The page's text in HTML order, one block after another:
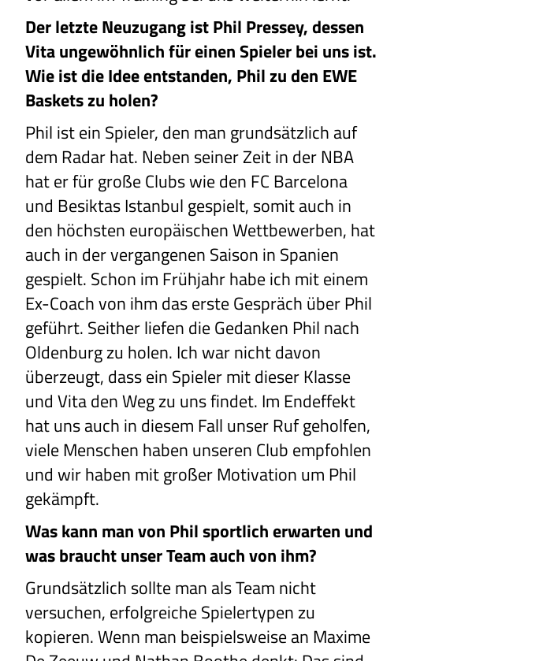
Der letzte Neuzugang ist Phil Pressey, dessen
Vita ungewöhnlich für einen Spieler bei uns ist.
Wie ist die Idee entstanden, Phil zu den EWE
Baskets zu holen?
Phil ist ein Spieler, den man grundsätzlich auf
dem Radar hat. Neben seiner Zeit in der NBA
hat er für große Clubs wie den FC Barcelona
und Besiktas Istanbul gespielt, somit auch in
den höchsten europäischen Wettbewerben, hat
auch in der vergangenen Saison in Spanien
gespielt. Schon im Frühjahr habe ich mit einem
Ex-Coach von ihm das erste Gespräch über Phil
geführt. Seither liefen die Gedanken Phil nach
Oldenburg zu holen. Ich war nicht davon
überzeugt, dass ein Spieler mit dieser Klasse
und Vita den Weg zu uns findet. Im Endeffekt
hat uns auch in diesem Fall unser Ruf geholfen,
viele Menschen haben unseren Club empfohlen
und wir haben mit großer Motivation um Phil
gekämpft.
Was kann man von Phil sportlich erwarten und
was braucht unser Team auch von ihm?
Grundsätzlich sollte man als Team nicht
versuchen, erfolgreiche Spielertypen zu
kopieren. Wenn man beispielsweise an Maxime